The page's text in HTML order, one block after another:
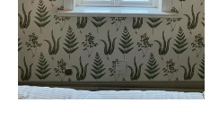
MÖNSTER
Enfärgad